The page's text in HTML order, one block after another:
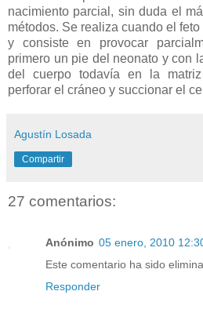
nacimiento parcial, sin duda el
métodos. Se realiza cuando el
y consiste en provocar
primero un pie del neonato y con
del cuerpo todavía en la
perforar el cráneo y succionar el
Agustín Losada
Compartir
27 comentarios:
Anónimo 05 enero, 2010
Este comentario ha sido
Responder